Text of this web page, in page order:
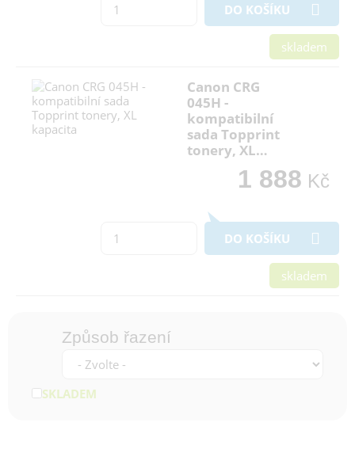
DO KOŠÍKU
skladem
Canon CRG
045H -
kompatibilní
sada Topprint
tonery, XL…
1 888 Kč
DO KOŠÍKU
skladem
Způsob řazení
SKLADEM